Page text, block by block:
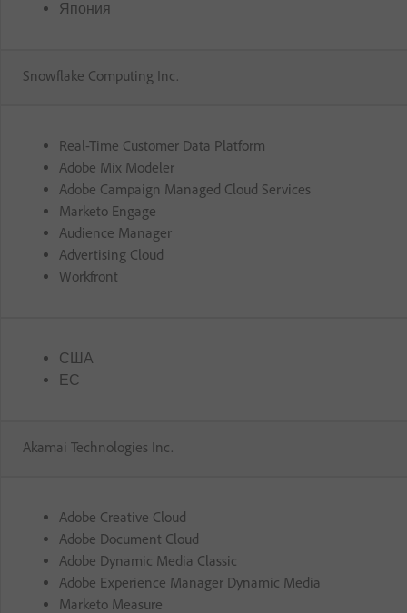
Япония
Snowflake Computing Inc.
Real-Time Customer Data Platform
Adobe Mix Modeler
Adobe Campaign Managed Cloud Services
Marketo Engage
Audience Manager
Advertising Cloud
Workfront
США
ЕС
Akamai Technologies Inc.
Adobe Creative Cloud
Adobe Document Cloud
Adobe Dynamic Media Classic
Adobe Experience Manager Dynamic Media
Marketo Measure